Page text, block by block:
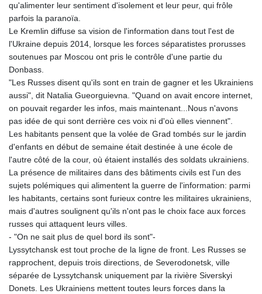
qu'alimenter leur sentiment d'isolement et leur peur, qui frôle
parfois la paranoïa.
Le Kremlin diffuse sa vision de l'information dans tout l'est de
l'Ukraine depuis 2014, lorsque les forces séparatistes prorusses
soutenues par Moscou ont pris le contrôle d'une partie du
Donbass.
"Les Russes disent qu'ils sont en train de gagner et les Ukrainiens
aussi", dit Natalia Gueorguievna. "Quand on avait encore internet,
on pouvait regarder les infos, mais maintenant...Nous n'avons
pas idée de qui sont derrière ces voix ni d'où elles viennent".
Les habitants pensent que la volée de Grad tombés sur le jardin
d'enfants en début de semaine était destinée à une école de
l'autre côté de la cour, où étaient installés des soldats ukrainiens.
La présence de militaires dans des bâtiments civils est l'un des
sujets polémiques qui alimentent la guerre de l'information: parmi
les habitants, certains sont furieux contre les militaires ukrainiens,
mais d'autres soulignent qu'ils n'ont pas le choix face aux forces
russes qui attaquent leurs villes.
- "On ne sait plus de quel bord ils sont"-
Lyssytchansk est tout proche de la ligne de front. Les Russes se
rapprochent, depuis trois directions, de Severodonetsk, ville
séparée de Lyssytchansk uniquement par la rivière Siverskyi
Donets. Les Ukrainiens mettent toutes leurs forces dans la